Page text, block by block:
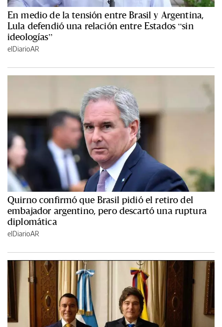
En medio de la tensión entre Brasil y Argentina,
Lula defendió una relación entre Estados “sin
ideologías”
elDiarioAR
Quirno confirmó que Brasil pidió el retiro del
embajador argentino, pero descartó una ruptura
diplomática
elDiarioAR